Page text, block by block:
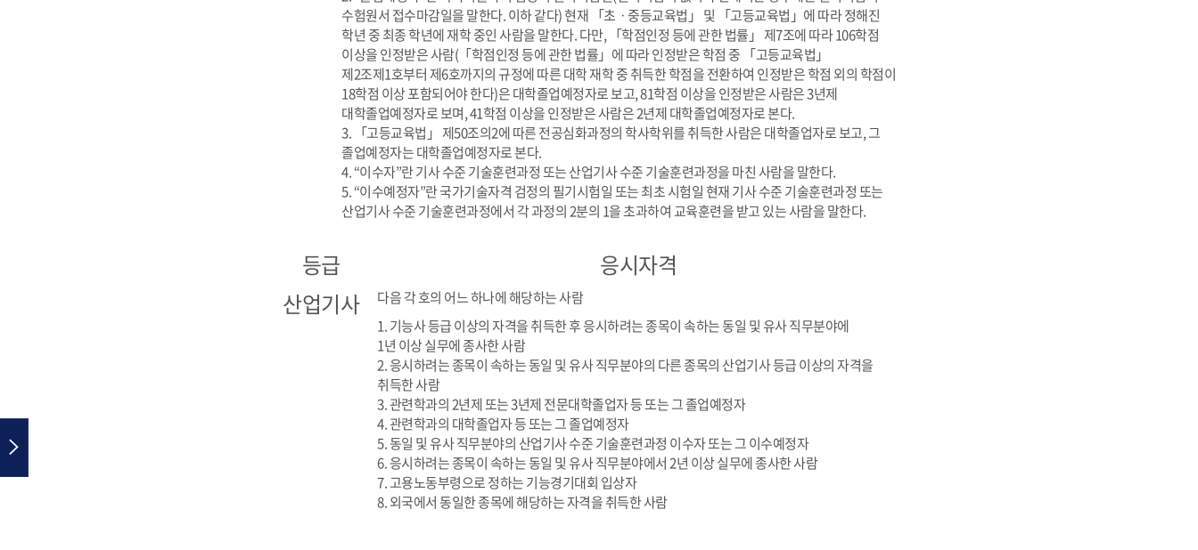
수험원서 접수마감일을 말한다. 이하 같다) 현재 「초ㆍ중등교육법」 및 「고등교육법」에 따라 정해진
학년 중 최종 학년에 재학 중인 사람을 말한다. 다만, 「학점인정 등에 관한 법률」 제7조에 따라 106학점
이상을 인정받은 사람(「학점인정 등에 관한 법률」에 따라 인정받은 학점 중 「고등교육법」
제2조제1호부터 제6호까지의 규정에 따른 대학 재학 중 취득한 학점을 전환하여 인정받은 학점 외의 학점이
18학점 이상 포함되어야 한다)은 대학졸업예정자로 보고, 81학점 이상을 인정받은 사람은 3년제
대학졸업예정자로 보며, 41학점 이상을 인정받은 사람은 2년제 대학졸업예정자로 본다.
3. 「고등교육법」 제50조의2에 따른 전공심화과정의 학사학위를 취득한 사람은 대학졸업자로 보고, 그
졸업예정자는 대학졸업예정자로 본다.
4. “이수자”란 기사 수준 기술훈련과정 또는 산업기사 수준 기술훈련과정을 마친 사람을 말한다.
5. “이수예정자”란 국가기술자격 검정의 필기시험일 또는 최초 시험일 현재 기사 수준 기술훈련과정 또는
산업기사 수준 기술훈련과정에서 각 과정의 2분의 1을 초과하여 교육훈련을 받고 있는 사람을 말한다.
등급
응시자격
산업기사
다음 각 호의 어느 하나에 해당하는 사람
1. 기능사 등급 이상의 자격을 취득한 후 응시하려는 종목이 속하는 동일 및 유사 직무분야에
1년 이상 실무에 종사한 사람
2. 응시하려는 종목이 속하는 동일 및 유사 직무분야의 다른 종목의 산업기사 등급 이상의 자격을
취득한 사람
3. 관련학과의 2년제 또는 3년제 전문대학졸업자 등 또는 그 졸업예정자
4. 관련학과의 대학졸업자 등 또는 그 졸업예정자
5. 동일 및 유사 직무분야의 산업기사 수준 기술훈련과정 이수자 또는 그 이수예정자
6. 응시하려는 종목이 속하는 동일 및 유사 직무분야에서 2년 이상 실무에 종사한 사람
7. 고용노동부령으로 정하는 기능경기대회 입상자
8. 외국에서 동일한 종목에 해당하는 자격을 취득한 사람